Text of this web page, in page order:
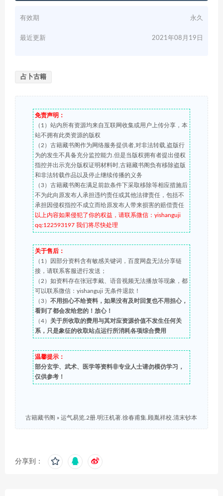
有效期 永久
最近更新 2021年08月19日
占卜古籍
免责声明：
（1）站内所有资源均来自互联网收集或用户上传分享，本
站不拥有此类资源的版权
（2）古籍藏书阁作为网络服务提供者,对非法转载,盗版行
为的发生不具备充分监控能力.但是当版权拥有者提出侵权
指控并出示充分版权证明材料时,古籍藏书阁负有移除盗版
和非法转载作品以及停止继续传播的义务
（3）古籍藏书阁在满足前款条件下采取移除等相应措施后
不为此向原发布人承担违约责任或其他法律责任，包括不
承担因侵权指控不成立而给原发布人带来损害的赔偿责任
以上内容如果侵犯了你的权益，请联系微信：yishanguji
qq:122593197 我们将尽快处理
关于售后：
（1）因部分资料含有敏感关键词，百度网盘无法分享链
接，请联系客服进行发送；
（2）如资料存在张冠李戴、语音视频无法播放等现象，都
可以联系微信：yishanguji 无条件退款！
（3） 不用担心不给资料，如果没有及时回复也不用担心，
看到了都会发给您的！放心！
（4） 关于所收取的费用与其对应资源价值不发生任何关
系，只是象征的收取站点运行所消耗各项综合费用
温馨提示：
部分玄学、武术、医学等资料非专业人士请勿模仿学习，
仅供参考！
古籍藏书阁 » 运气易览.2册.明汪机著.徐春甫集.顾胤祥校.清末钞本
分享到：